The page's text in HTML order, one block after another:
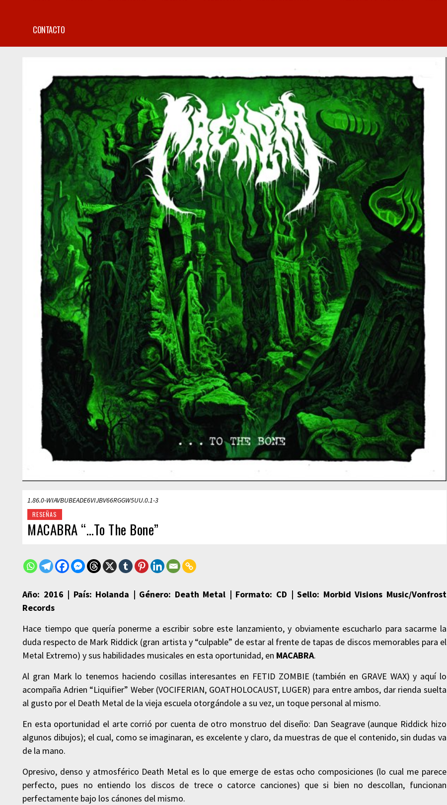
CONTACTO
1.86.0-WIAVBUBEADE6VIJBV66RGGW5UU.0.1-3
RESEÑAS
MACABRA “…To The Bone”
Año: 2016 | País: Holanda | Género: Death Metal | Formato: CD | Sello: Morbid Visions Music/Vonfrost
Records
Hace tiempo que quería ponerme a escribir sobre este lanzamiento, y obviamente escucharlo para sacarme la
duda respecto de Mark Riddick (gran artista y “culpable” de estar al frente de tapas de discos memorables para el
Metal Extremo) y sus habilidades musicales en esta oportunidad, en MACABRA.
Al gran Mark lo tenemos haciendo cosillas interesantes en FETID ZOMBIE (también en GRAVE WAX) y aquí lo
acompaña Adrien “Liquifier” Weber (VOCIFERIAN, GOATHOLOCAUST, LUGER) para entre ambos, dar rienda suelta
al gusto por el Death Metal de la vieja escuela otorgándole a su vez, un toque personal al mismo.
En esta oportunidad el arte corrió por cuenta de otro monstruo del diseño: Dan Seagrave (aunque Riddick hizo
algunos dibujos); el cual, como se imaginaran, es excelente y claro, da muestras de que el contenido, sin dudas va
de la mano.
Opresivo, denso y atmosférico Death Metal es lo que emerge de estas ocho composiciones (lo cual me parece
perfecto, pues no entiendo los discos de trece o catorce canciones) que si bien no descollan, funcionan
perfectamente bajo los cánones del mismo.